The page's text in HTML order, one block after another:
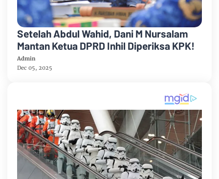
Setelah Abdul Wahid, Dani M Nursalam
Mantan Ketua DPRD Inhil Diperiksa KPK!
Admin
Dec 05, 2025